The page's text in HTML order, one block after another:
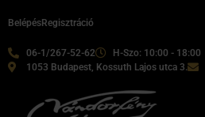
06-1/267-52-62
H-Szo: 10:00 - 18:00
1053 Budapest, Kossuth Lajos utca 3.
BelépésRegisztráció